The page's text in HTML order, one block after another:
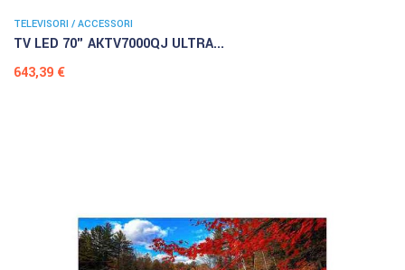
TELEVISORI / ACCESSORI
TV LED 70" AKTV7000QJ ULTRA...
Prezzo
643,39 €